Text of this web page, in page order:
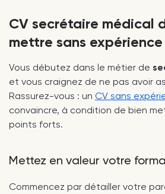
CV secrétaire médical
mettre sans expérience
Vous débutez dans le métier de
et vous craignez de ne pas avoir
Rassurez-vous : un CV sans
convaincre, à condition de bien
points forts.
Mettez en valeur votre
Commencez par détailler votre